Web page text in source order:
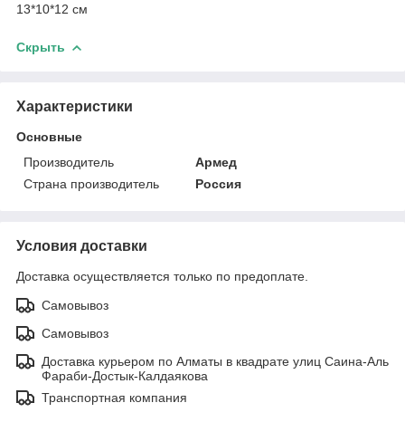
13*10*12 см
Скрыть
Характеристики
Основные
Производитель
Армед
Страна производитель
Россия
Условия доставки
Доставка осуществляется только по предоплате.
Самовывоз
Самовывоз
Доставка курьером по Алматы в квадрате улиц Саина-Аль
Фараби-Достык-Калдаякова
Транспортная компания